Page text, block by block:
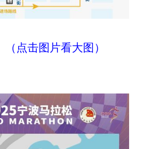
（点击图片看大图）